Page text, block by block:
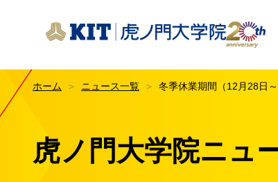
ホーム ニュース一覧 冬季休業期間（12月28日
虎ノ門大学院ニュ